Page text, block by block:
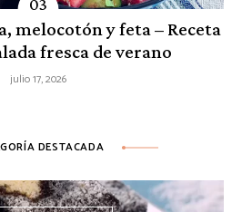
melocotón y feta – Receta
fresca de verano
julio 17, 2026
DESTACADA